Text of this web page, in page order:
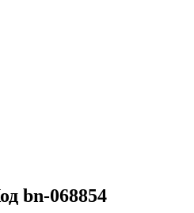
bn-068854